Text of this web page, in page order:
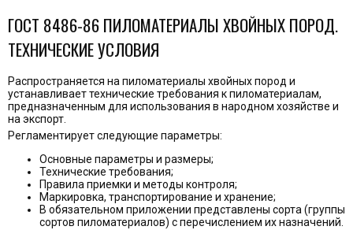
ГОСТ 8486-86 ПИЛОМАТЕРИАЛЫ ХВОЙНЫХ ПОРОД.
ТЕХНИЧЕСКИЕ УСЛОВИЯ
Распространяется на пиломатериалы хвойных пород и
устанавливает технические требования к пиломатериалам,
предназначенным для использования в народном хозяйстве и
на экспорт.
Регламентирует следующие параметры:
Основные параметры и размеры;
Технические требования;
Правила приемки и методы контроля;
Маркировка, транспортирование и хранение;
В обязательном приложении представлены сорта (группы
сортов пиломатериалов) с перечислением их назначений.